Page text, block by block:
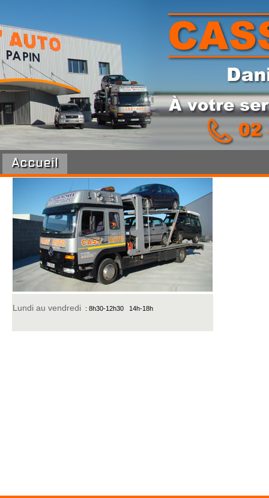
Accueil
Lundi au vendredi : 8h30-12h30 14h-18h